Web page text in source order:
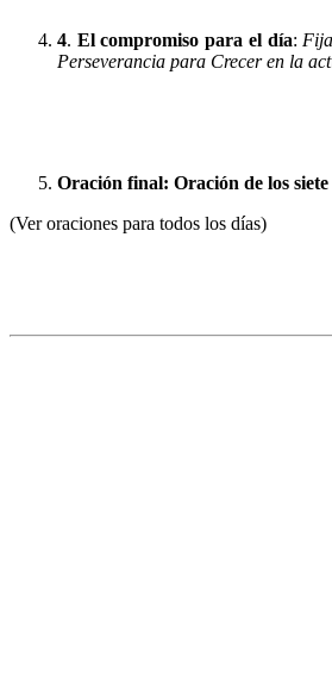
4. El compromiso para el día:
Perseverancia para Crecer en la
Oración final: Oración de los
(Ver oraciones para todos los días)